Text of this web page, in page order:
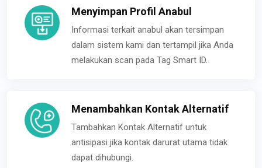
Menyimpan Profil Anabul
Informasi terkait anabul akan tersimpan
dalam sistem kami dan tertampil jika Anda
melakukan scan pada Tag Smart ID.
Menambahkan Kontak Alternatif
Tambahkan Kontak Alternatif untuk
antisipasi jika kontak darurat utama tidak
dapat dihubungi.